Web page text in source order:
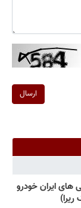
ارسال
های ایران خودرو